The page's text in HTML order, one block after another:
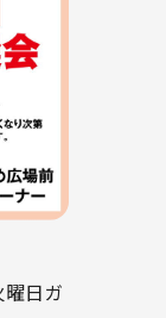
曜日ガ